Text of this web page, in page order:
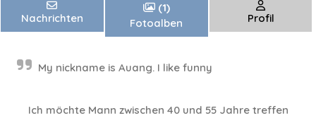
Nachrichten
(1)
Fotoalben
Profil
My nickname is Auang. I like funny
Ich möchte Mann zwischen 40 und 55 Jahre treffen